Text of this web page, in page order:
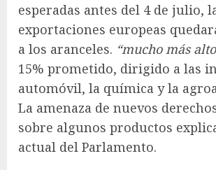
esperadas antes del 4 de julio,
exportaciones europeas
a los aranceles. “mucho más
15% prometido, dirigido a las
automóvil, la química y la
La amenaza de nuevos
sobre algunos productos
actual del Parlamento.